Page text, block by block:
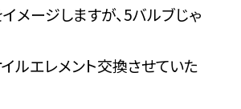
メージしますが、5バルブじゃ
ルエレメント交換させていた